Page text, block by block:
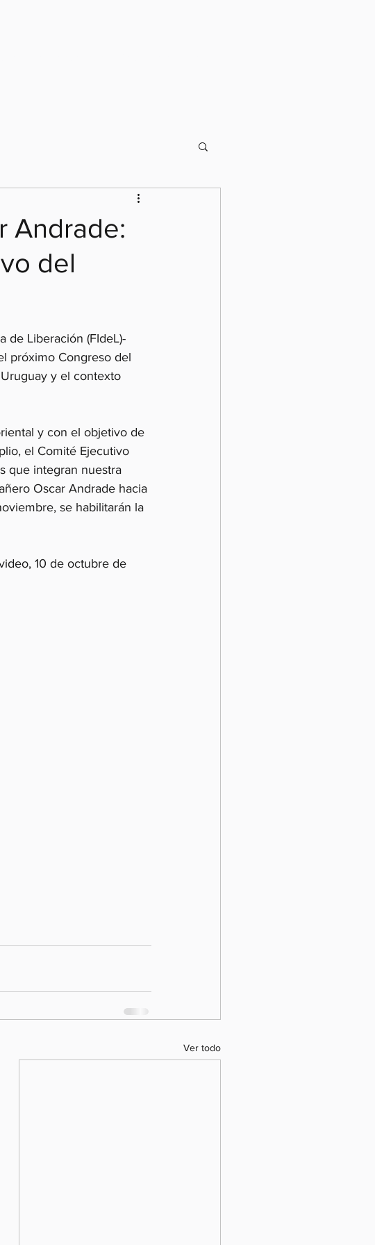
Andrade:
del
de Liberación (FIdeL)-
próximo Congreso del
y el contexto
y con el objetivo de
el Comité Ejecutivo
que integran nuestra
Oscar Andrade hacia
se habilitarán la
10 de octubre de
Ver todo